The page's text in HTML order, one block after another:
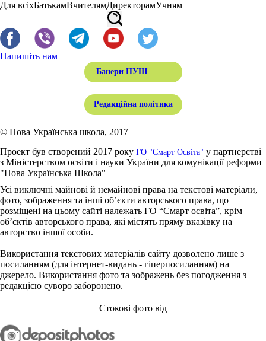
Для всіхБатькамВчителямДиректорамУчням
Напишіть нам
Банери НУШ
Редакційна політика
© Нова Українська школа, 2017
Проект був створений 2017 року ГО "Смарт Освіта" у партнерстві
з Міністерством освіти і науки України для комунікації реформи
"Нова Українська Школа"
Усі виключні майнові й немайнові права на текстові матеріали,
фото, зображення та інші об’єкти авторського права, що
розміщені на цьому сайті належать ГО “Смарт освіта”, крім
об’єктів авторського права, які містять пряму вказівку на
авторство іншої особи.
Використання текстових матеріалів сайту дозволено лише з
посиланням (для інтернет-видань - гіперпосиланням) на
джерело. Використання фото та зображень без погодження з
редакцією суворо заборонено.
Стокові фото від